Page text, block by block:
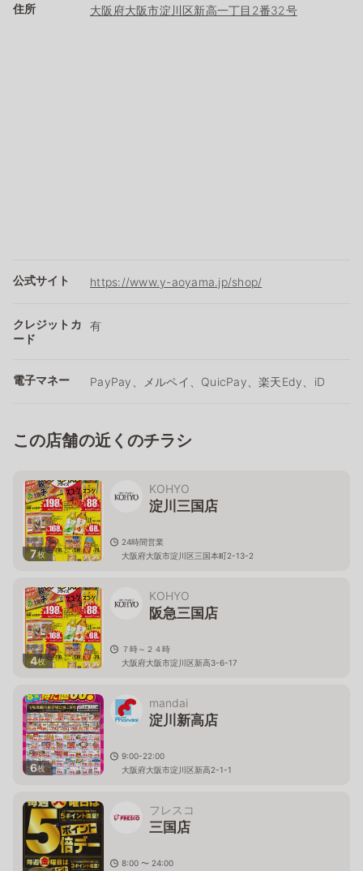
住所 大阪府大阪市淀川区新高一丁目2番32号
公式サイト https://www.y-aoyama.jp/shop/
クレジットカ
ード
有
電子マネー PayPay、メルペイ、QuicPay、楽天Edy、iD
この店舗の近くのチラシ
7枚
KOHYO
淀川三国店
24時間営業
大阪府大阪市淀川区三国本町2-13-2
4枚
KOHYO
阪急三国店
７時～２４時
大阪府大阪市淀川区新高3-6-17
6枚
mandai
淀川新高店
9:00-22:00
大阪府大阪市淀川区新高2-1-1
フレスコ
三国店
8:00 〜 24:00